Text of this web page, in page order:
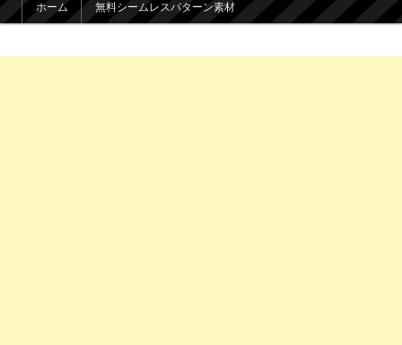
メインコンテンツへ移動
サブコンテンツへ移動
ホーム 無料シームレスパターン素材